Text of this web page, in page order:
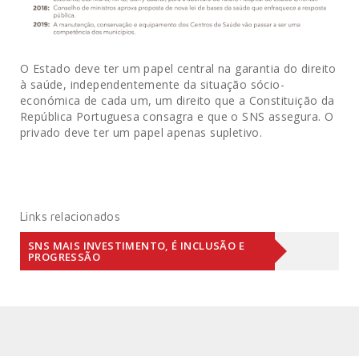
O Estado deve ter um papel central na garantia do direito
à saúde, independentemente da situação sócio-
económica de cada um, um direito que a Constituição da
República Portuguesa consagra e que o SNS assegura. O
privado deve ter um papel apenas supletivo.
Links relacionados
SNS MAIS INVESTIMENTO, É INCLUSÃO E
PROGRESSÃO